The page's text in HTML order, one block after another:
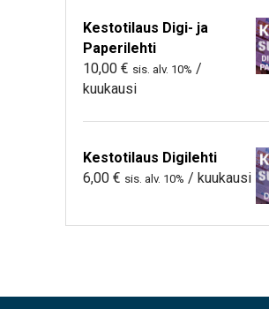
Kestotilaus Digi- ja
Paperilehti
10,00 € sis. alv. 10% /
kuukausi
Kestotilaus Digilehti
6,00 € sis. alv. 10% / kuukausi